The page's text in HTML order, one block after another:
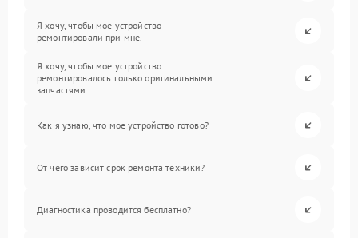
Я хочу, чтобы мое устройство
ремонтировали при мне.
Я хочу, чтобы мое устройство
ремонтировалось только оригинальными
запчастями.
Как я узнаю, что мое устройство готово?
От чего зависит срок ремонта техники?
Диагностика проводится бесплатно?